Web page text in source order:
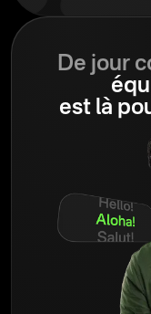
De jour
est là